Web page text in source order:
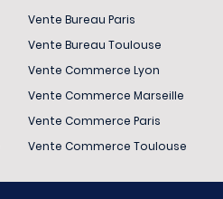
Vente Bureau Paris
Vente Bureau Toulouse
Vente Commerce Lyon
Vente Commerce Marseille
Vente Commerce Paris
Vente Commerce Toulouse